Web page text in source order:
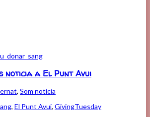
noticia a El Punt Avui
, Som notícia
, El Punt Avui, GivingTuesday